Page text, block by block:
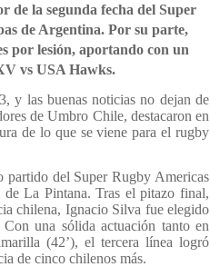
de la segunda fecha del Super
de Argentina. Por su parte,
por lesión, aportando con un
vs USA Hawks.
y las buenas noticias no dejan de
de Umbro Chile, destacaron en
de lo que se viene para el rugby
partido del Super Rugby Americas
La Pintana. Tras el pitazo final,
chilena, Ignacio Silva fue elegido
una sólida actuación tanto en
(42’), el tercera línea logró
de cinco chilenos más.